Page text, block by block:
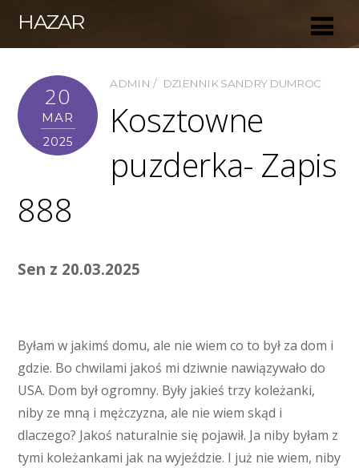
HAZAR
20
MAR
2025
ADMIN DZIENNIK SANDRY DUMROC
Kosztowne
puzderka- Zapis
888
Sen z 20.03.2025
Byłam w jakimś domu, ale nie wiem co to był za dom i
gdzie. Bo chwilami jakoś mi dziwnie nawiązywało do
USA. Dom był ogromny. Były jakieś trzy koleżanki,
niby ze mną i mężczyzna, ale nie wiem skąd i
dlaczego? Jakoś naturalnie się pojawił. Ja niby byłam z
tymi koleżankami jak na wyjeździe. I już nie wiem, niby